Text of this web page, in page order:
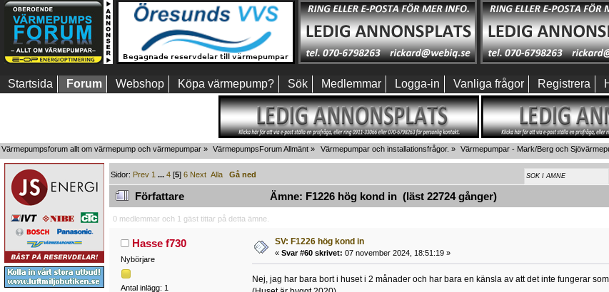
Startsida Forum Webshop Köpa värmepump? Sök Medlemmar Logga-in Vanliga frågor Registrera
Värmepumpsforum allt om värmepump och värmepumpar » VärmepumpsForum Allmänt » Värmepumpar och installationsfrågor. » Värmepumpar - Mark/Berg och
Sidor: Prev 1 ...4 [5]6 Next Alla Gå ned
Författare Ämne: F1226 hög kond in (läst 22724 gånger)
0 medlemmar och 1 gäst tittar på detta ämne.
Hasse f730
Nybörjare
Antal inlägg: 1
SV: F1226 hög kond in
« Svar #60 skrivet: 07 november 2024, 18:51:19 »
Nej, jag har bara bort i huset i 2 månader och har bara en känsla av att det inte fungerar